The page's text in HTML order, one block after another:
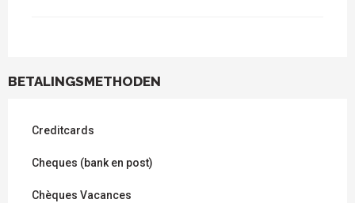
BETALINGSMETHODEN
Creditcards
Cheques (bank en post)
Chèques Vacances